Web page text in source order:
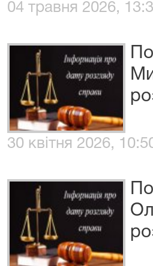
04 травня 2026,
30 квітня 2026,